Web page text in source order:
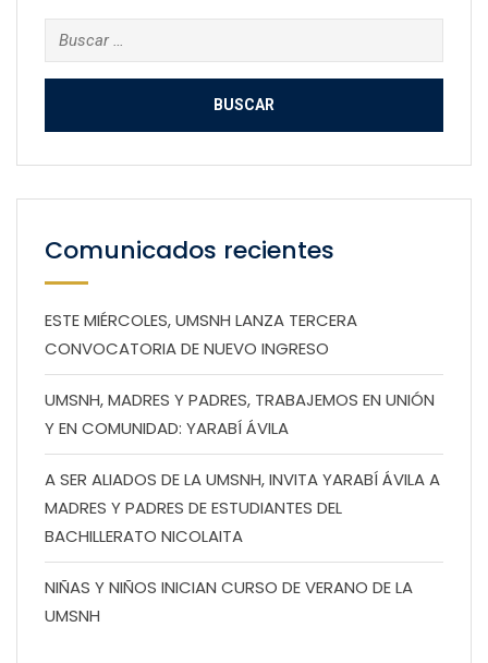
Buscar:
Comunicados recientes
ESTE MIÉRCOLES, UMSNH LANZA TERCERA
CONVOCATORIA DE NUEVO INGRESO
UMSNH, MADRES Y PADRES, TRABAJEMOS EN UNIÓN
Y EN COMUNIDAD: YARABÍ ÁVILA
A SER ALIADOS DE LA UMSNH, INVITA YARABÍ ÁVILA A
MADRES Y PADRES DE ESTUDIANTES DEL
BACHILLERATO NICOLAITA
NIÑAS Y NIÑOS INICIAN CURSO DE VERANO DE LA
UMSNH